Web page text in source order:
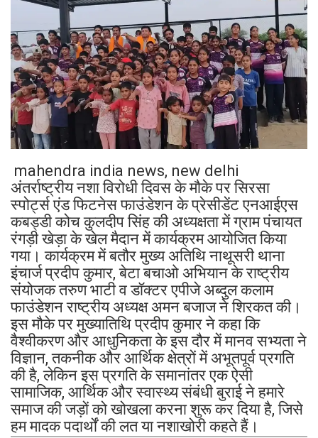
mahendra india news, new delhi
अंतर्राष्ट्रीय नशा विरोधी दिवस के मौके पर सिरसा
स्पोर्ट्स एंड फिटनेस फाउंडेशन के प्रेसीडेंट एनआईएस
कबड्डी कोच कुलदीप सिंह की अध्यक्षता में ग्राम पंचायत
रंगड़ी खेड़ा के खेल मैदान में कार्यक्रम आयोजित किया
गया। कार्यक्रम में बतौर मुख्य अतिथि नाथूसरी थाना
इंचार्ज प्रदीप कुमार, बेटा बचाओ अभियान के राष्ट्रीय
संयोजक तरुण भाटी व डॉक्टर एपीजे अब्दुल कलाम
फाउंडेशन राष्ट्रीय अध्यक्ष अमन बजाज ने शिरकत की।
इस मौके पर मुख्यातिथि प्रदीप कुमार ने कहा कि
वैश्वीकरण और आधुनिकता के इस दौर में मानव सभ्यता ने
विज्ञान, तकनीक और आर्थिक क्षेत्रों में अभूतपूर्व प्रगति
की है, लेकिन इस प्रगति के समानांतर एक ऐसी
सामाजिक, आर्थिक और स्वास्थ्य संबंधी बुराई ने हमारे
समाज की जड़ों को खोखला करना शुरू कर दिया है, जिसे
हम मादक पदार्थों की लत या नशाखोरी कहते हैं।